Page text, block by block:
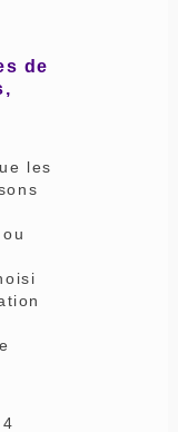
de
les